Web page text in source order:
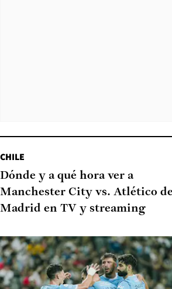
CHILE
Dónde y a qué hora ver a
Manchester City vs. Atlético
Madrid en TV y streaming